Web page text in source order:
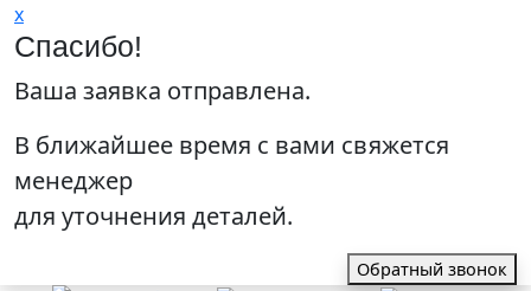
x
Спасибо!
Ваша заявка отправлена.
В ближайшее время с вами свяжется
менеджер
для уточнения деталей.
Обратный звонок